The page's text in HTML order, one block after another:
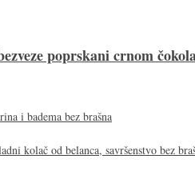
poprskani crnom
i badema bez brašna
kolač od belanca, savršenstvo bez